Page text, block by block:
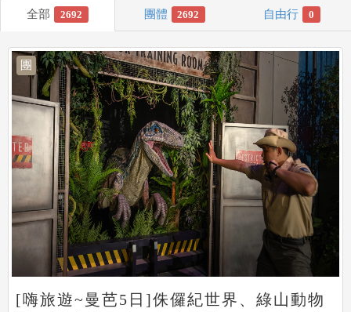
2692 2692 0
團
[嗨旅遊~曼芭5日]侏儸紀世界、綠山動物